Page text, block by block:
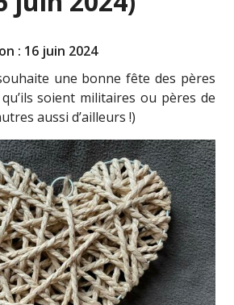
: 16 juin 2024
une bonne fête des pères
soient militaires ou pères de
aussi d’ailleurs !)